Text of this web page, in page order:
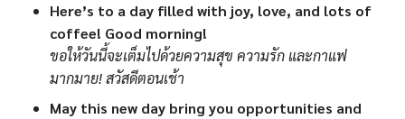
Here’s to a day filled with joy, love, and lots of
coffee! Good morning!
ขอให้วันนี้จะเต็มไปด้วยความสุข ความรัก และกาแฟ
มากมาย! สวัสดีตอนเช้า
May this new day bring you opportunities and